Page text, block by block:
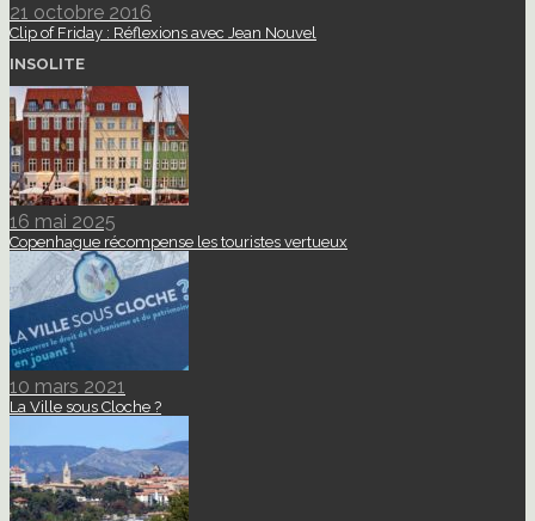
21 octobre 2016
Clip of Friday : Réflexions avec Jean Nouvel
INSOLITE
16 mai 2025
Copenhague récompense les touristes vertueux
10 mars 2021
La Ville sous Cloche ?